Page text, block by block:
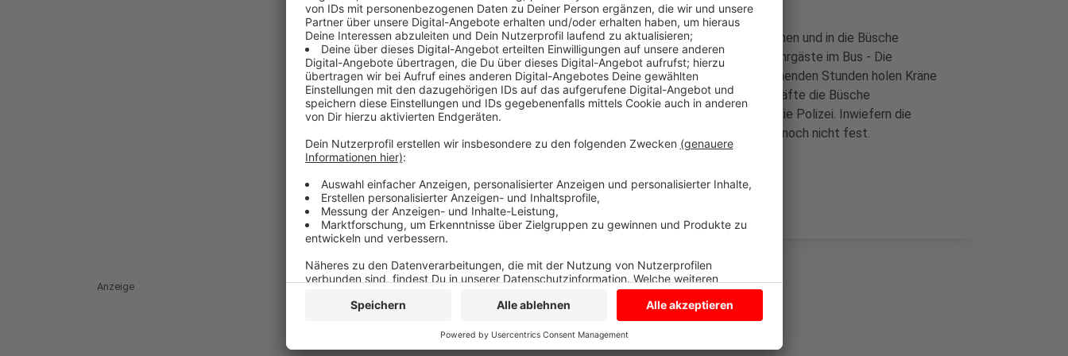
Ein Busfahrer ist hier mit seinem Bus von der Autobahn abgekommen und in die Büsche
gefahren. Der Fahrer ist unverletzt und ansonsten waren keine Fahrgäste im Bus - Die
Feuerwehr konnte den Busfahrer aus dem Bus holen. In den kommenden Stunden holen Kräne
und ein Abschlepper aus den Büschen. Dazu müssen die Einsatzkräfte die Büsche
zurückschneiden. Das dauert wohl bis in die Abendstunden, sagt die Polizei. Inwiefern die
Bergungsarbeiten gleich den Feierabendverkehr betreffen, steht noch nicht fest.
Anzeige